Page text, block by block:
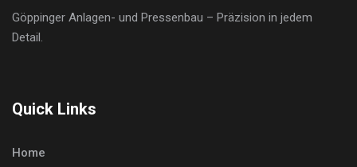
Göppinger Anlagen- und Pressenbau – Präzision in jedem
Detail.
Quick Links
Home